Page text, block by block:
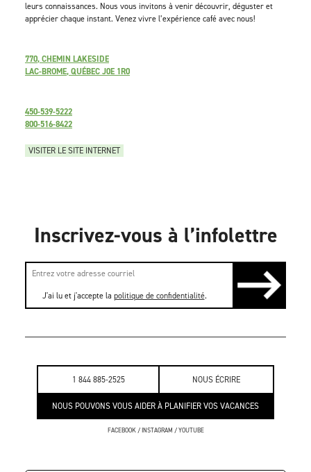
1 844 885-2525 NOUS ÉCRIRE
NOUS POUVONS VOUS AIDER À PLANIFIER VOS VACANCES
FACEBOOK/INSTAGRAM /YOUTUBE
770, CHEMIN LAKESIDE
LAC-BROME, QUÉBEC J0E 1R0
450-539-5222
800-516-8422
VISITER LE SITE INTERNET
leurs connaissances. Nous vous invitons à venir découvrir, déguster et
apprécier chaque instant. Venez vivre l’expérience café avec nous!
Inscrivez-vous à l’infolettre
J'ai lu et j'accepte la politique de confidentialité.